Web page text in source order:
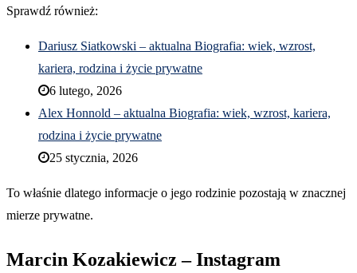
Sprawdź również:
Dariusz Siatkowski – aktualna Biografia: wiek, wzrost,
kariera, rodzina i życie prywatne
6 lutego, 2026
Alex Honnold – aktualna Biografia: wiek, wzrost, kariera,
rodzina i życie prywatne
25 stycznia, 2026
To właśnie dlatego informacje o jego rodzinie pozostają w znacznej
mierze prywatne.
Marcin Kozakiewicz – Instagram